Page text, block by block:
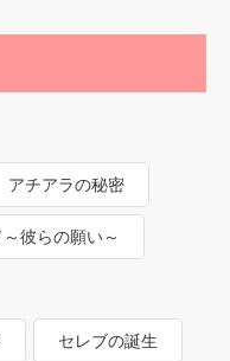
アチアラの秘密
彼らの願い～
セレブの誕生